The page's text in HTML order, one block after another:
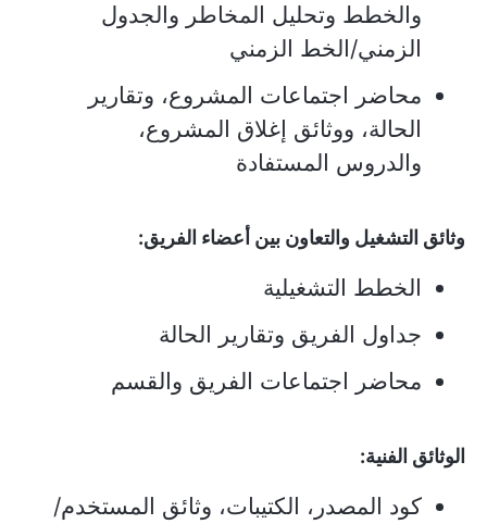
والخطط وتحليل المخاطر والجدول
الزمني/الخط الزمني
محاضر اجتماعات المشروع، وتقارير
الحالة، ووثائق إغلاق المشروع،
والدروس المستفادة
وثائق التشغيل والتعاون بين أعضاء الفريق:
الخطط التشغيلية
جداول الفريق وتقارير الحالة
محاضر اجتماعات الفريق والقسم
الوثائق الفنية:
كود المصدر، الكتيبات، وثائق المستخدم/